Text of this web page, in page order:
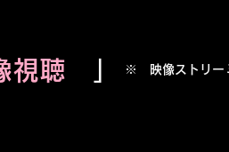
視聴 ​※ 映像ストリー